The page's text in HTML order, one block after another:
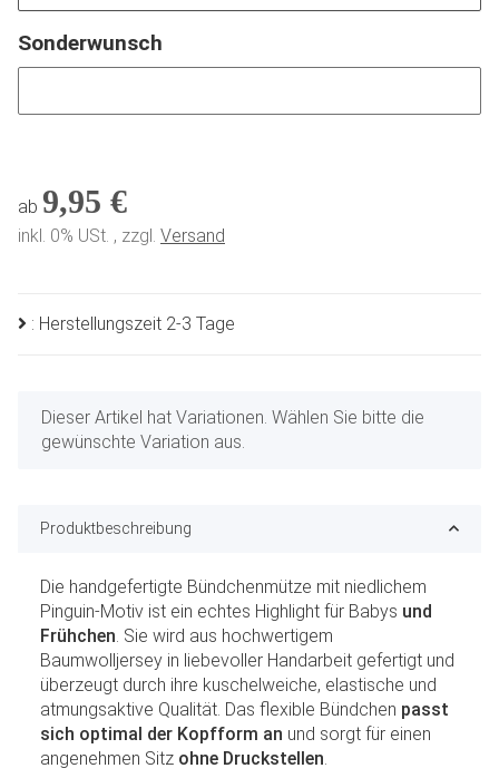
Sonderwunsch
ab 9,95 €
inkl. 0% USt. , zzgl. Versand
: Herstellungszeit 2-3 Tage
x
Dieser Artikel hat Variationen. Wählen Sie bitte die
gewünschte Variation aus.
Produktbeschreibung
Die handgefertigte Bündchenmütze mit niedlichem
Pinguin-Motiv ist ein echtes Highlight für Babys und
Frühchen . Sie wird aus hochwertigem
Baumwolljersey in liebevoller Handarbeit gefertigt und
überzeugt durch ihre kuschelweiche, elastische und
atmungsaktive Qualität. Das flexible Bündchen passt
sich optimal der Kopfform an und sorgt für einen
angenehmen Sitz ohne Druckstellen